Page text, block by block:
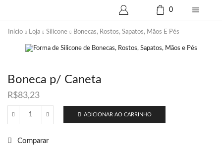
0
Início Loja Silicone Bonecas, Rostos, Sapatos, Mãos E Pés
Boneca p/ Caneta
R$83,23
Boneca
quantidade
ADICIONAR AO CARRINHO
Comparar